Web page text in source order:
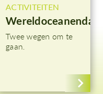
ACTIVITEITEN
Wereldoceanendag
Twee wegen om te
gaan.